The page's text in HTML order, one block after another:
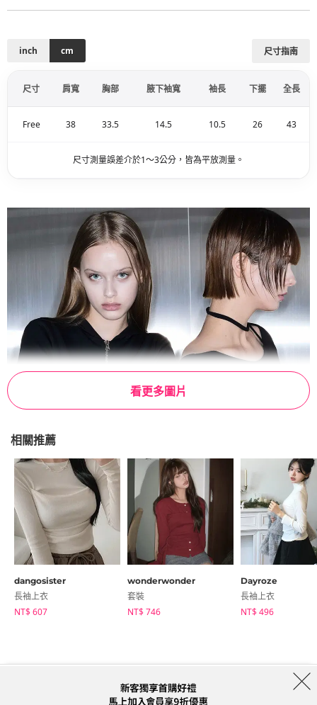
看更多圖片
尺寸指南
inch cm
尺寸 肩寬 胸部 腋下袖寬 袖長 下擺 全長
Free 38 33.5 14.5 10.5 26 43
尺寸測量誤差介於1～3公分，皆為平放測量。
相關推薦
dangosister
長袖上衣
NT$ 607
wonderwonder
套裝
NT$ 746
Dayroze
長袖上衣
NT$ 496